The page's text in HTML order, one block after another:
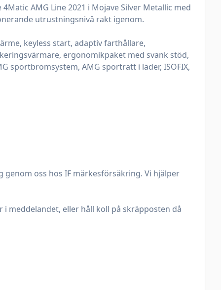
AMG Line 2021 i Mojave Silver Metallic med
utrustningsnivå rakt igenom.
keyless start, adaptiv farthållare,
ergonomikpaket med svank stöd,
sportbromsystem, AMG sportratt i läder, ISOFIX,
oss hos IF märkesförsäkring. Vi hjälper
meddelandet, eller håll koll på skräpposten då